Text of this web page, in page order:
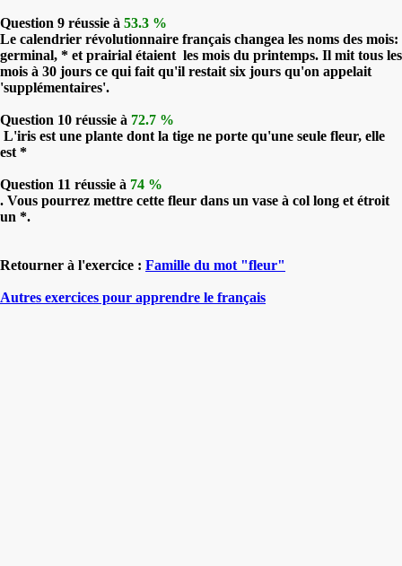
Question 9 réussie à 53.3 %
Le calendrier révolutionnaire français changea les noms des mois:
germinal, * et prairial étaient les mois du printemps. Il mit tous les
mois à 30 jours ce qui fait qu'il restait six jours qu'on appelait
'supplémentaires'.
Question 10 réussie à 72.7 %
L'iris est une plante dont la tige ne porte qu'une seule fleur, elle
est *
Question 11 réussie à 74 %
. Vous pourrez mettre cette fleur dans un vase à col long et étroit
un *.
Retourner à l'exercice : Famille du mot "fleur"
Autres exercices pour apprendre le français